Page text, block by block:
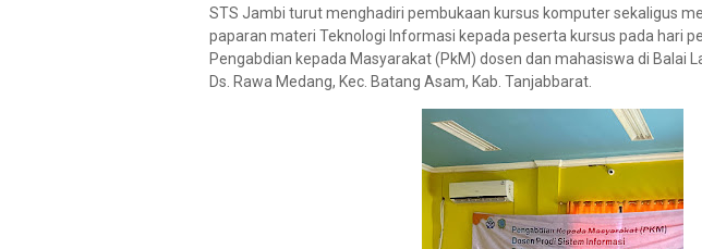
STS Jambi turut menghadiri pembukaan kursus komputer sekaligus
paparan materi Teknologi Informasi kepada peserta kursus pada hari
Pengabdian kepada Masyarakat (PkM) dosen dan mahasiswa di Balai
Ds. Rawa Medang, Kec. Batang Asam, Kab. Tanjabbarat.